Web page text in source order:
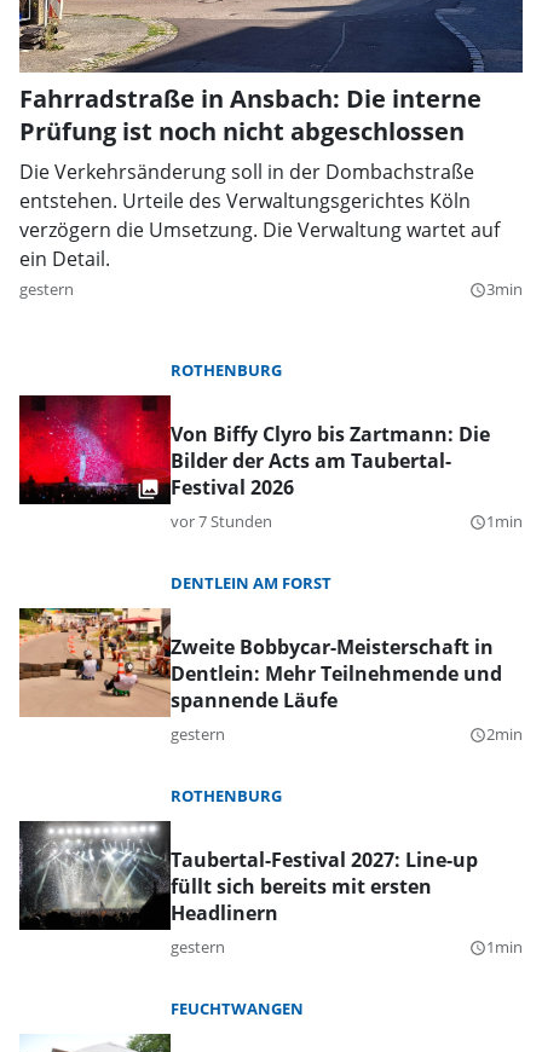
Fahrradstraße in Ansbach: Die interne
Prüfung ist noch nicht abgeschlossen
Die Verkehrsänderung soll in der Dombachstraße
entstehen. Urteile des Verwaltungsgerichtes Köln
verzögern die Umsetzung. Die Verwaltung wartet auf
ein Detail.
gestern query_builder3min
ROTHENBURG
Von Biffy Clyro bis Zartmann: Die
Bilder der Acts am Taubertal-
Festival 2026
vor 7 Stunden query_builder1min
DENTLEIN AM FORST
Zweite Bobbycar-Meisterschaft in
Dentlein: Mehr Teilnehmende und
spannende Läufe
gestern query_builder2min
ROTHENBURG
Taubertal-Festival 2027: Line-up
füllt sich bereits mit ersten
Headlinern
gestern query_builder1min
FEUCHTWANGEN